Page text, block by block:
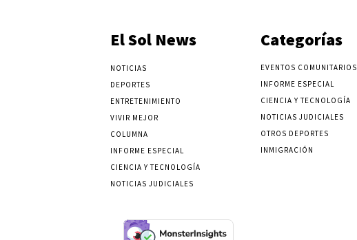
El Sol News
NOTICIAS
DEPORTES
ENTRETENIMIENTO
VIVIR MEJOR
COLUMNA
INFORME ESPECIAL
CIENCIA Y TECNOLOGÍA
NOTICIAS JUDICIALES
Categorías
EVENTOS COMUNITARIOS
INFORME ESPECIAL
CIENCIA Y TECNOLOGÍA
NOTICIAS JUDICIALES
OTROS DEPORTES
INMIGRACIÓN